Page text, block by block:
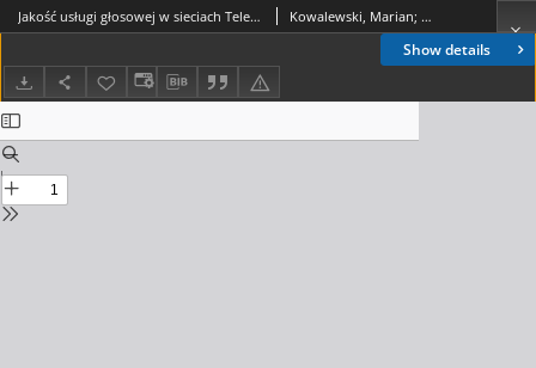
Show details
Jakość usługi głosowej w sieciach Telekomunikacyjnych. Telekomunikacja i Techniki Informacyjne, 2010, nr 1-2 Kowalewski, Marian; Kobus, Ryszard; Mucha, Bogdan